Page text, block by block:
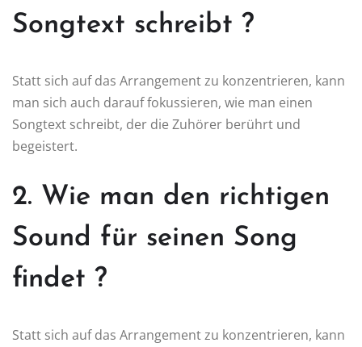
Songtext schreibt ?
Statt sich auf das Arrangement zu konzentrieren, kann
man sich auch darauf fokussieren, wie man einen
Songtext schreibt, der die Zuhörer berührt und
begeistert.
2. Wie man den richtigen
Sound für seinen Song
findet ?
Statt sich auf das Arrangement zu konzentrieren, kann